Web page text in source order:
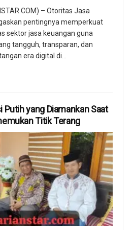
– Otoritas Jasa
pentingnya memperkuat
sektor jasa keuangan guna
tangguh, transparan, dan
era digital di...
Putih yang Diamankan Saat
Titik Terang